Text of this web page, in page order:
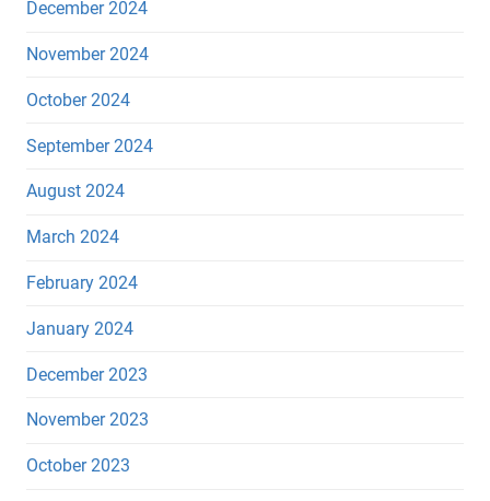
December 2024
November 2024
October 2024
September 2024
August 2024
March 2024
February 2024
January 2024
December 2023
November 2023
October 2023